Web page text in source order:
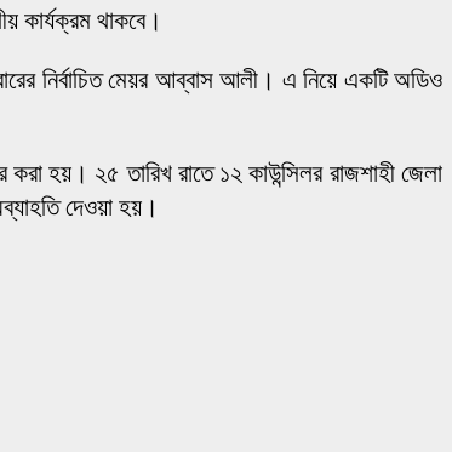
কার্যক্রম থাকবে।
নির্বাচিত মেয়র আব্বাস আলী। এ নিয়ে একটি অডিও
হয়। ২৫ তারিখ রাতে ১২ কাউন্সিলর রাজশাহী জেলা
দেওয়া হয়।